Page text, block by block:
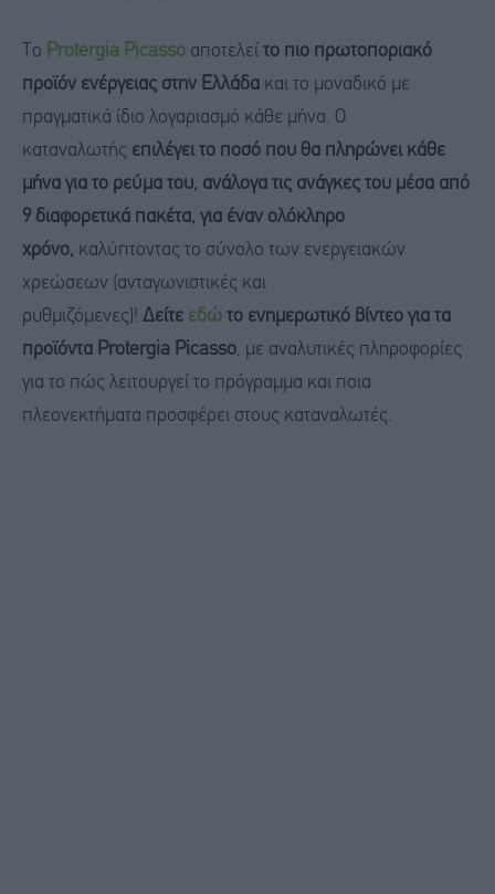
Το Protergia Picasso αποτελεί το πιο πρωτοποριακό
προϊόν ενέργειας στην Ελλάδα και το μοναδικό με
πραγματικά ίδιο λογαριασμό κάθε μήνα. Ο
καταναλωτής επιλέγει το ποσό που θα πληρώνει κάθε
μήνα για το ρεύμα του, ανάλογα τις ανάγκες του μέσα από
9 διαφορετικά πακέτα, για έναν ολόκληρο
χρόνο, καλύπτοντας το σύνολο των ενεργειακών
χρεώσεων (ανταγωνιστικές και
ρυθμιζόμενες)! Δείτε εδώ το ενημερωτικό βίντεο για τα
προϊόντα Protergia Picasso, με αναλυτικές πληροφορίες
για το πώς λειτουργεί το πρόγραμμα και ποια
πλεονεκτήματα προσφέρει στους καταναλωτές.